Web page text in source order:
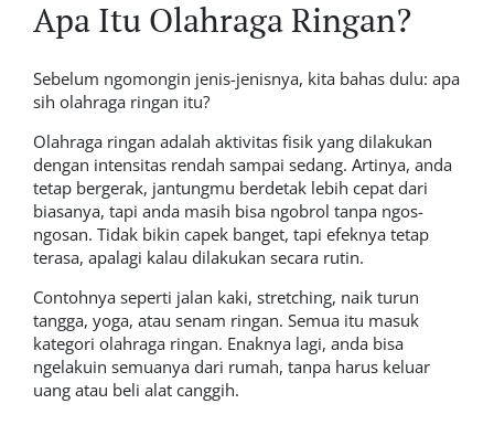
Apa Itu Olahraga Ringan?
Sebelum ngomongin jenis-jenisnya, kita bahas dulu: apa
sih olahraga ringan itu?
Olahraga ringan adalah aktivitas fisik yang dilakukan
dengan intensitas rendah sampai sedang. Artinya, anda
tetap bergerak, jantungmu berdetak lebih cepat dari
biasanya, tapi anda masih bisa ngobrol tanpa ngos-
ngosan. Tidak bikin capek banget, tapi efeknya tetap
terasa, apalagi kalau dilakukan secara rutin.
Contohnya seperti jalan kaki, stretching, naik turun
tangga, yoga, atau senam ringan. Semua itu masuk
kategori olahraga ringan. Enaknya lagi, anda bisa
ngelakuin semuanya dari rumah, tanpa harus keluar
uang atau beli alat canggih.